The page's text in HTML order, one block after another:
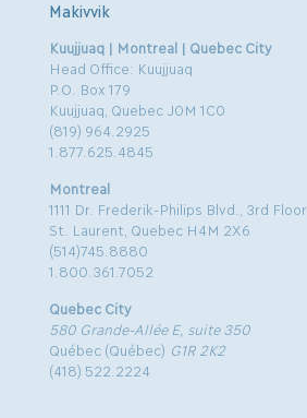
Makivvik
Kuujjuaq | Montreal | Quebec City
Head Office: Kuujjuaq
P.O. Box 179
Kuujjuaq, Quebec J0M 1C0
(819) 964.2925
1.877.625.4845
Montreal
1111 Dr. Frederik-Philips Blvd., 3rd Floor
St. Laurent, Quebec H4M 2X6
(514)745.8880
1.800.361.7052
Quebec City
580 Grande-Allée E, suite 350
Québec (Québec) G1R 2K2
(418) 522.2224